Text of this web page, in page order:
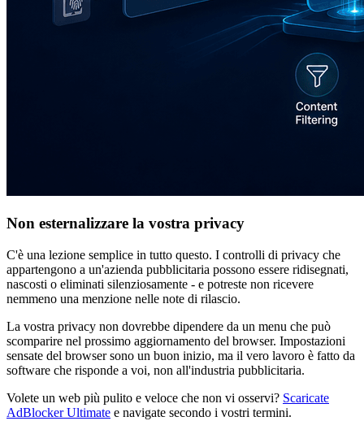
Non esternalizzare la vostra privacy
C'è una lezione semplice in tutto questo. I controlli di privacy che
appartengono a un'azienda pubblicitaria possono essere ridisegnati,
nascosti o eliminati silenziosamente - e potreste non ricevere
nemmeno una menzione nelle note di rilascio.
La vostra privacy non dovrebbe dipendere da un menu che può
scomparire nel prossimo aggiornamento del browser. Impostazioni
sensate del browser sono un buon inizio, ma il vero lavoro è fatto da
software che risponde a voi, non all'industria pubblicitaria.
Volete un web più pulito e veloce che non vi osservi? Scaricate
AdBlocker Ultimate e navigate secondo i vostri termini.